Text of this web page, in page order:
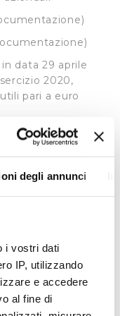
degli annunci
i vostri dati
IP, utilizzando
e accedere
al fine di
data 29 aprile
2020,
pari a euro
degli utili è
di euro
due punti di cui
di dividendi
di